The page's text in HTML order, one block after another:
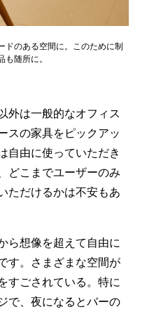
ドのある空間に。このために制
随所に。
は一般的なオフィス
スの家具をピックアッ
自由に使っていただき
どこまでユーザーのみ
ただけるかは不安もあ
ら想像を超えて自由に
す。さまざまな空間が
すごされている。特に
で、夜になるとバーの